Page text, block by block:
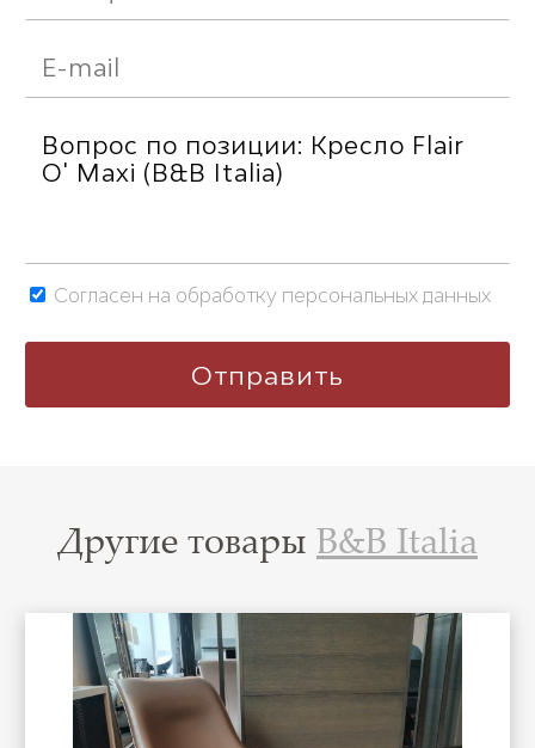
Согласен на обработку персональных данных
Другие товары B&B Italia